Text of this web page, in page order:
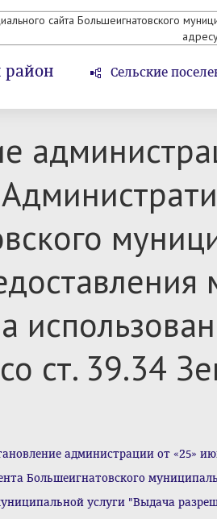
сайта Большеигнатовского
район Сельские
ст. 39.34
администрации от «25»
Большеигнатовского
услуги "Выдача